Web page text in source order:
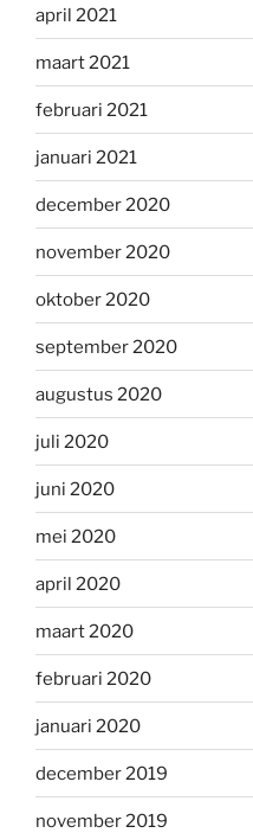
april 2021
maart 2021
februari 2021
januari 2021
december 2020
november 2020
oktober 2020
september 2020
augustus 2020
juli 2020
juni 2020
mei 2020
april 2020
maart 2020
februari 2020
januari 2020
december 2019
november 2019